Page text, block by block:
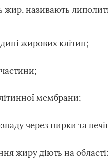
називають
жирових клітин;
мембрани;
через нирки та
жиру діють на області: